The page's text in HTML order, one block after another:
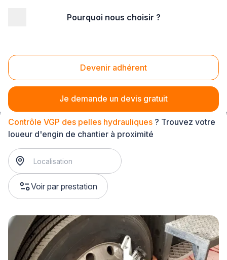
Pourquoi nous choisir ?
Devenir adhérent
Je demande un devis gratuit
Contrôle VGP des pelles hydrauliques
Contrôle VGP des pelles hydrauliques ? Trouvez votre
loueur d'engin de chantier à proximité
Voir par prestation